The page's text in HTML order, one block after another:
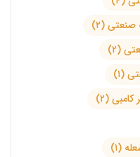
صنعتی(۲)
(۲)
(۱)
کامبی(۲)
(۱)